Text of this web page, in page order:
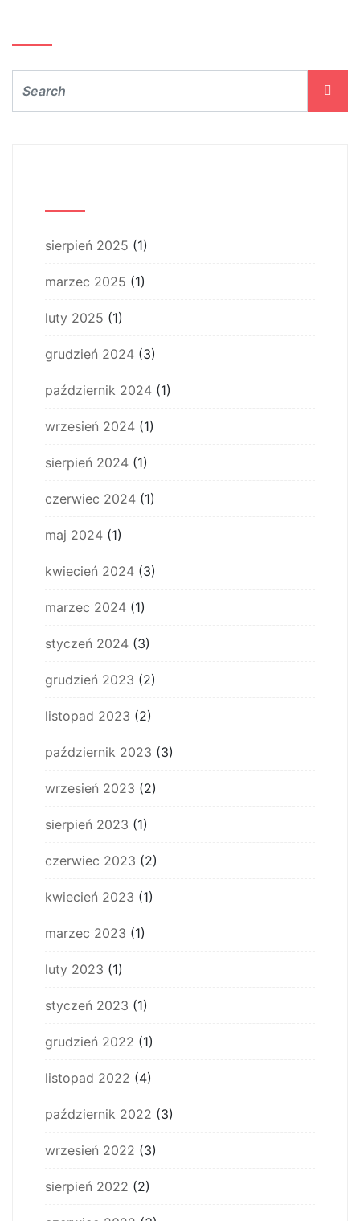
sierpień 2025 (1)
marzec 2025 (1)
luty 2025 (1)
grudzień 2024 (3)
październik 2024 (1)
wrzesień 2024 (1)
sierpień 2024 (1)
czerwiec 2024 (1)
maj 2024 (1)
kwiecień 2024 (3)
marzec 2024 (1)
styczeń 2024 (3)
grudzień 2023 (2)
listopad 2023 (2)
październik 2023 (3)
wrzesień 2023 (2)
sierpień 2023 (1)
czerwiec 2023 (2)
kwiecień 2023 (1)
marzec 2023 (1)
luty 2023 (1)
styczeń 2023 (1)
grudzień 2022 (1)
listopad 2022 (4)
październik 2022 (3)
wrzesień 2022 (3)
sierpień 2022 (2)